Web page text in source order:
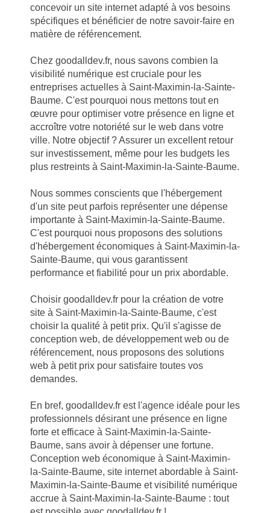
concevoir un site internet adapté à vos besoins
spécifiques et bénéficier de notre savoir-faire en
matière de référencement.
Chez goodalldev.fr, nous savons combien la
visibilité numérique est cruciale pour les
entreprises actuelles à Saint-Maximin-la-Sainte-
Baume. C'est pourquoi nous mettons tout en
œuvre pour optimiser votre présence en ligne et
accroître votre notoriété sur le web dans votre
ville. Notre objectif ? Assurer un excellent retour
sur investissement, même pour les budgets les
plus restreints à Saint-Maximin-la-Sainte-Baume.
Nous sommes conscients que l'hébergement
d'un site peut parfois représenter une dépense
importante à Saint-Maximin-la-Sainte-Baume.
C'est pourquoi nous proposons des solutions
d'hébergement économiques à Saint-Maximin-la-
Sainte-Baume, qui vous garantissent
performance et fiabilité pour un prix abordable.
Choisir goodalldev.fr pour la création de votre
site à Saint-Maximin-la-Sainte-Baume, c'est
choisir la qualité à petit prix. Qu'il s'agisse de
conception web, de développement web ou de
référencement, nous proposons des solutions
web à petit prix pour satisfaire toutes vos
demandes.
En bref, goodalldev.fr est l'agence idéale pour les
professionnels désirant une présence en ligne
forte et efficace à Saint-Maximin-la-Sainte-
Baume, sans avoir à dépenser une fortune.
Conception web économique à Saint-Maximin-
la-Sainte-Baume, site internet abordable à Saint-
Maximin-la-Sainte-Baume et visibilité numérique
accrue à Saint-Maximin-la-Sainte-Baume : tout